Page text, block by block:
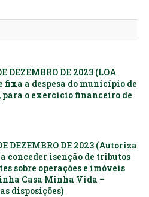
DEZEMBRO DE 2023 (LOA
fixa a despesa do município de
para o exercício financeiro de
DEZEMBRO DE 2023 (Autoriza
conceder isenção de tributos
sobre operações e imóveis
Casa Minha Vida –
disposições)